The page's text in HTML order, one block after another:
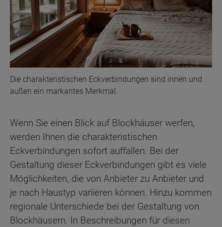
Die charakteristischen Eckverbindungen sind innen und
außen ein markantes Merkmal.
Wenn Sie einen Blick auf Blockhäuser werfen,
werden Ihnen die charakteristischen
Eckverbindungen sofort auffallen. Bei der
Gestaltung dieser Eckverbindungen gibt es viele
Möglichkeiten, die von Anbieter zu Anbieter und
je nach Haustyp variieren können. Hinzu kommen
regionale Unterschiede bei der Gestaltung von
Blockhäusern. In Beschreibungen für diesen